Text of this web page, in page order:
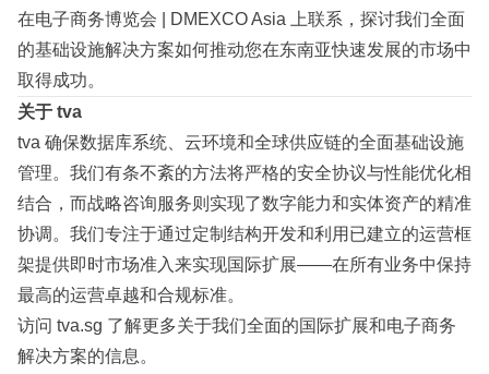
在电子商务博览会 | DMEXCO Asia 上联系，探讨我们全面
的基础设施解决方案如何推动您在东南亚快速发展的市场中
取得成功。
关于 tva
tva 确保数据库系统、云环境和全球供应链的全面基础设施
管理。我们有条不紊的方法将严格的安全协议与性能优化相
结合，而战略咨询服务则实现了数字能力和实体资产的精准
协调。我们专注于通过定制结构开发和利用已建立的运营框
架提供即时市场准入来实现国际扩展——在所有业务中保持
最高的运营卓越和合规标准。
访问 tva.sg 了解更多关于我们全面的国际扩展和电子商务
解决方案的信息。